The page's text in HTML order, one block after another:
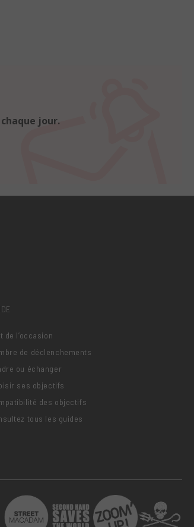
jour.
de l’occasion
de déclenchements
ou échanger
ses objectifs
des objectifs
tous les guides